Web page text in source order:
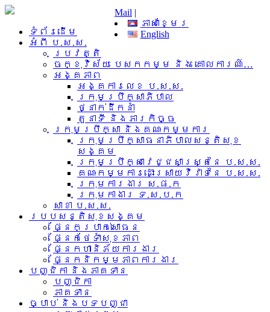
Mail |
ភាសាខ្មែរ
English
ទំព័រដើម
អំពី​ ប.ស.ស.
ប្រវត្តិ
ចក្ខុវិស័យ បេសកកម្ម និង គោលការណ៍…
អង្គភាព
អង្គការលេខ ប.ស.ស.
ក្រុមប្រឹក្សាភិបាល
ថ្នាក់ដឹកនាំ
តួនាទី និងភារកិច្ច
ក្រុមប្រឹក្សា និងគណៈកម្មការ
ក្រុមប្រឹក្សាធនាភិបាលសន្តិសុខ
សង្គម
ក្រុមប្រឹក្សាវេជ្ជសាស្រ្តនៃ ប.ស.ស.
គណៈកម្មការដោះស្រាយវិវាទនៃ ប.ស.ស.
ក្រុមការងារ​ ស.ផ.ក
ក្រុមកាងារ ទ.ស.ប.ក
សាខា ប.ស.ស.
របបសន្តិសុខសង្គម
ផ្នែកប្រាក់សោធន
ផ្នែកថែទាំសុខភាព
ផ្នែកហានិភ័យការងារ
ផ្នែកនិកម្មភាពការងារ
បញ្ជិកា និងភាគទាន
បញ្ជិកា
ភាគទាន
ច្បាប់ និងបទបញ្ជា